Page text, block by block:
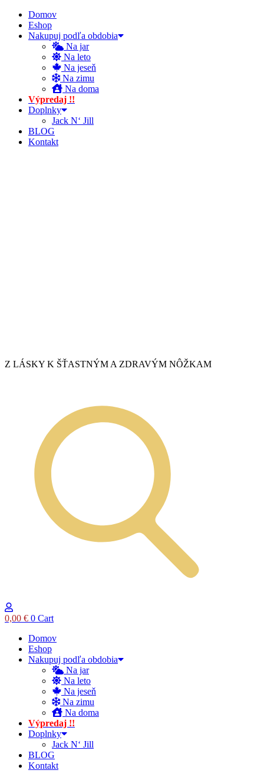
Domov
Eshop
Nakupuj podľa obdobia
Na jar
Na leto
Na jeseň
Na zimu
Na doma
Výpredaj !!
Doplnky
Jack N‘ Jill
BLOG
Kontakt
Z LÁSKY K ŠŤASTNÝM A ZDRAVÝM NÔŽKAM
0,00 € 0 Cart
Domov
Eshop
Nakupuj podľa obdobia
Na jar
Na leto
Na jeseň
Na zimu
Na doma
Výpredaj !!
Doplnky
Jack N‘ Jill
BLOG
Kontakt